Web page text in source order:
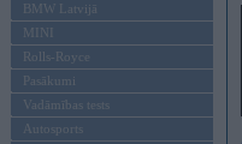
BMW Latvijā
MINI
Rolls-Royce
Pasākumi
Vadāmības tests
Autosports